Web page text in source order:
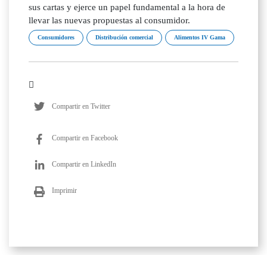
sus cartas y ejerce un papel fundamental a la hora de
llevar las nuevas propuestas al consumidor.
Consumidores Distribución comercial Alimentos IV Gama
Compartir en Twitter
Compartir en Facebook
Compartir en LinkedIn
Imprimir